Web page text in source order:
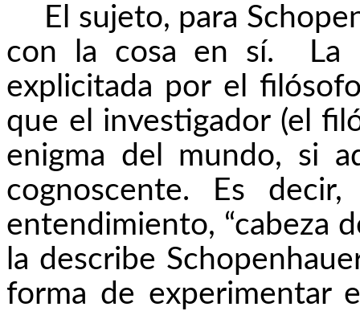
El sujeto, para
con la cosa en sí.
La
explicitada por el
que el investigador (el
enigma del mundo, si
cognoscente. Es
entendimiento, “cabeza
la describe
forma de experimentar